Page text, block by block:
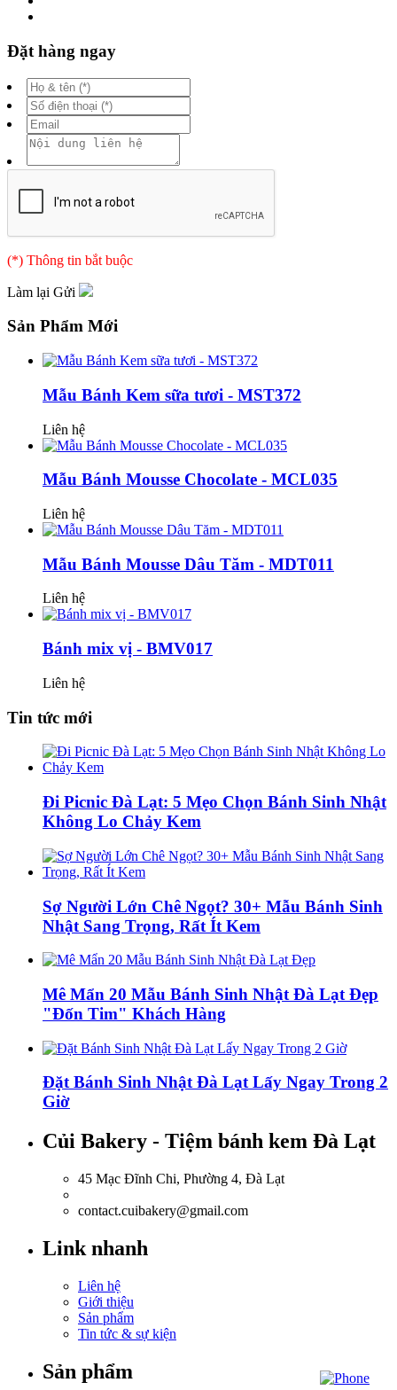
Đặt hàng ngay
(*) Thông tin bắt buộc
Làm lại Gửi
Sản Phẩm Mới
Mẫu Bánh Kem sữa tươi - MST372
Liên hệ
Mẫu Bánh Mousse Chocolate - MCL035
Liên hệ
Mẫu Bánh Mousse Dâu Tăm - MDT011
Liên hệ
Bánh mix vị - BMV017
Liên hệ
Tin tức mới
Đi Picnic Đà Lạt: 5 Mẹo Chọn Bánh Sinh Nhật
Không Lo Chảy Kem
Sợ Người Lớn Chê Ngọt? 30+ Mẫu Bánh Sinh
Nhật Sang Trọng, Rất Ít Kem
Mê Mẩn 20 Mẫu Bánh Sinh Nhật Đà Lạt Đẹp
"Đốn Tim" Khách Hàng
Đặt Bánh Sinh Nhật Đà Lạt Lấy Ngay Trong 2
Giờ
Củi Bakery - Tiệm bánh kem Đà Lạt
45 Mạc Đĩnh Chi, Phường 4, Đà Lạt
contact.cuibakery@gmail.com
Link nhanh
Liên hệ
Giới thiệu
Sản phẩm
Tin tức & sự kiện
Sản phẩm